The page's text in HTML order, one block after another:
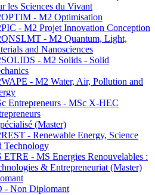
les Sciences du Vivant
- M2 Optimisation
- M2 Projet Innovation Conception
- M2 Quantum, Light,
and Nanosciences
- M2 Solids - Solid
- M2 Water, Air, Pollution and
Entrepreneurs - MSc X-HEC
(Master)
- Renewable Energy, Science
Technology
ETRE - MS Energies Renouvelables :
& Entrepreneuriat (Master)
- Non Diplomant